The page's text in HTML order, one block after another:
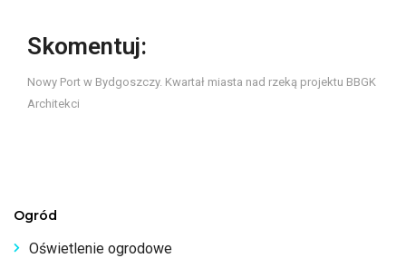
Skomentuj:
Nowy Port w Bydgoszczy. Kwartał miasta nad rzeką projektu BBGK
Architekci
Ogród
Oświetlenie ogrodowe